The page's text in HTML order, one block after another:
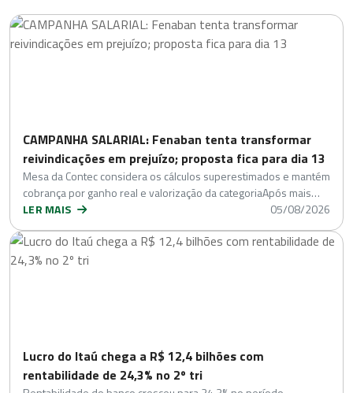
CAMPANHA SALARIAL: Fenaban tenta transformar
reivindicações em prejuízo; proposta fica para dia 13
Mesa da Contec considera os cálculos superestimados e mantém
cobrança por ganho real e valorização da categoriaApós mais…
LER MAIS
05/08/2026
Lucro do Itaú chega a R$ 12,4 bilhões com
rentabilidade de 24,3% no 2º tri